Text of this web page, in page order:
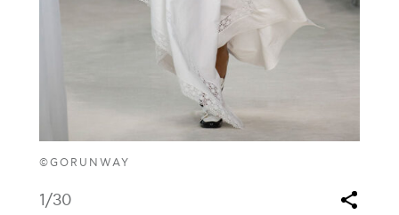
©GORUNWAY
1/30